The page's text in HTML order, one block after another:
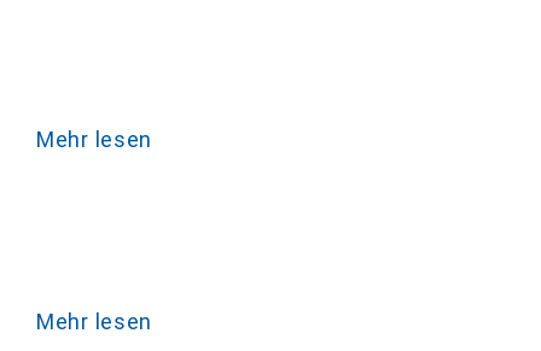
Mehr lesen
Mehr lesen